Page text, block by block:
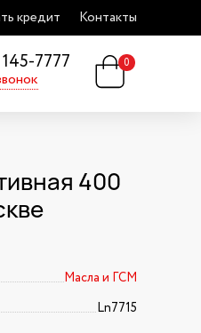
кредит Контакты
7777 0
400
Масла и ГСМ
Ln7715